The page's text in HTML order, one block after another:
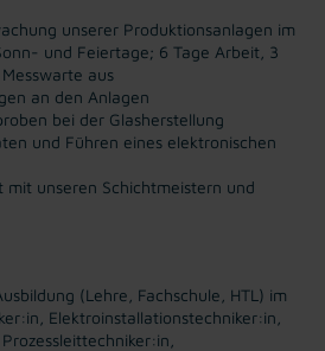
unserer Produktionsanlagen im
und Feiertage; 6 Tage Arbeit, 3
aus
an den Anlagen
bei der Glasherstellung
und Führen eines elektronischen
mit unseren Schichtmeistern und
(Lehre, Fachschule, HTL) im
Elektroinstallationstechniker:in,